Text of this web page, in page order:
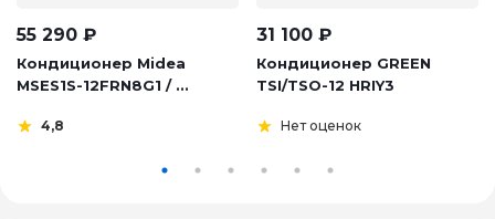
55 290 ₽
Кондиционер Midea
MSES1S-12FRN8G1 / ...
4,8
31 100 ₽
Кондиционер GREEN
TSI/TSO-12 HRIY3
Нет оценок